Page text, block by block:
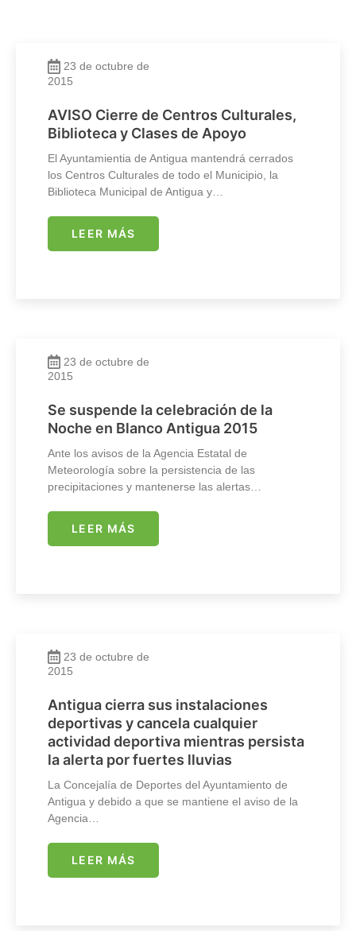
23 de octubre de
2015
AVISO Cierre de Centros Culturales,
Biblioteca y Clases de Apoyo
El Ayuntamientia de Antigua mantendrá cerrados
los Centros Culturales de todo el Municipio, la
Biblioteca Municipal de Antigua y…
LEER MÁS
23 de octubre de
2015
Se suspende la celebración de la
Noche en Blanco Antigua 2015
Ante los avisos de la Agencia Estatal de
Meteorología sobre la persistencia de las
precipitaciones y mantenerse las alertas…
LEER MÁS
23 de octubre de
2015
Antigua cierra sus instalaciones
deportivas y cancela cualquier
actividad deportiva mientras persista
la alerta por fuertes lluvias
La Concejalía de Deportes del Ayuntamiento de
Antigua y debido a que se mantiene el aviso de la
Agencia…
LEER MÁS